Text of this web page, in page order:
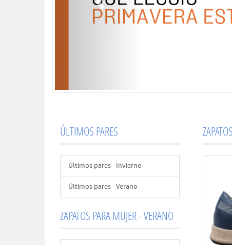
ÚLTIMOS PARES
Últimos pares - Invierno
Últimos pares - Verano
ZAPATOS PARA MUJER - VERANO